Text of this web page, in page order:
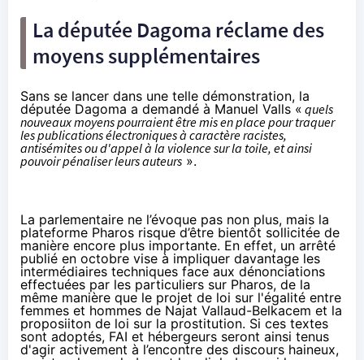
La députée Dagoma réclame des
moyens supplémentaires
Sans se lancer dans une telle démonstration, la
députée Dagoma a demandé à Manuel Valls « quels
nouveaux moyens pourraient être mis en place pour traquer
les publications électroniques à caractère racistes,
antisémites ou d'appel à la violence sur la toile, et ainsi
pouvoir pénaliser leurs auteurs ».
La parlementaire ne l’évoque pas non plus, mais la
plateforme Pharos risque d’être bientôt sollicitée de
manière encore plus importante. En effet, un arrêté
publié en octobre vise à impliquer davantage les
intermédiaires techniques face aux dénonciations
effectuées par les particuliers sur Pharos, de la
même manière que le projet de loi sur l'égalité entre
femmes et hommes de Najat Vallaud-Belkacem et la
proposiiton de loi sur la prostitution. Si ces textes
sont adoptés, FAI et hébergeurs seront ainsi tenus
d'agir activement à l’encontre des discours haineux,